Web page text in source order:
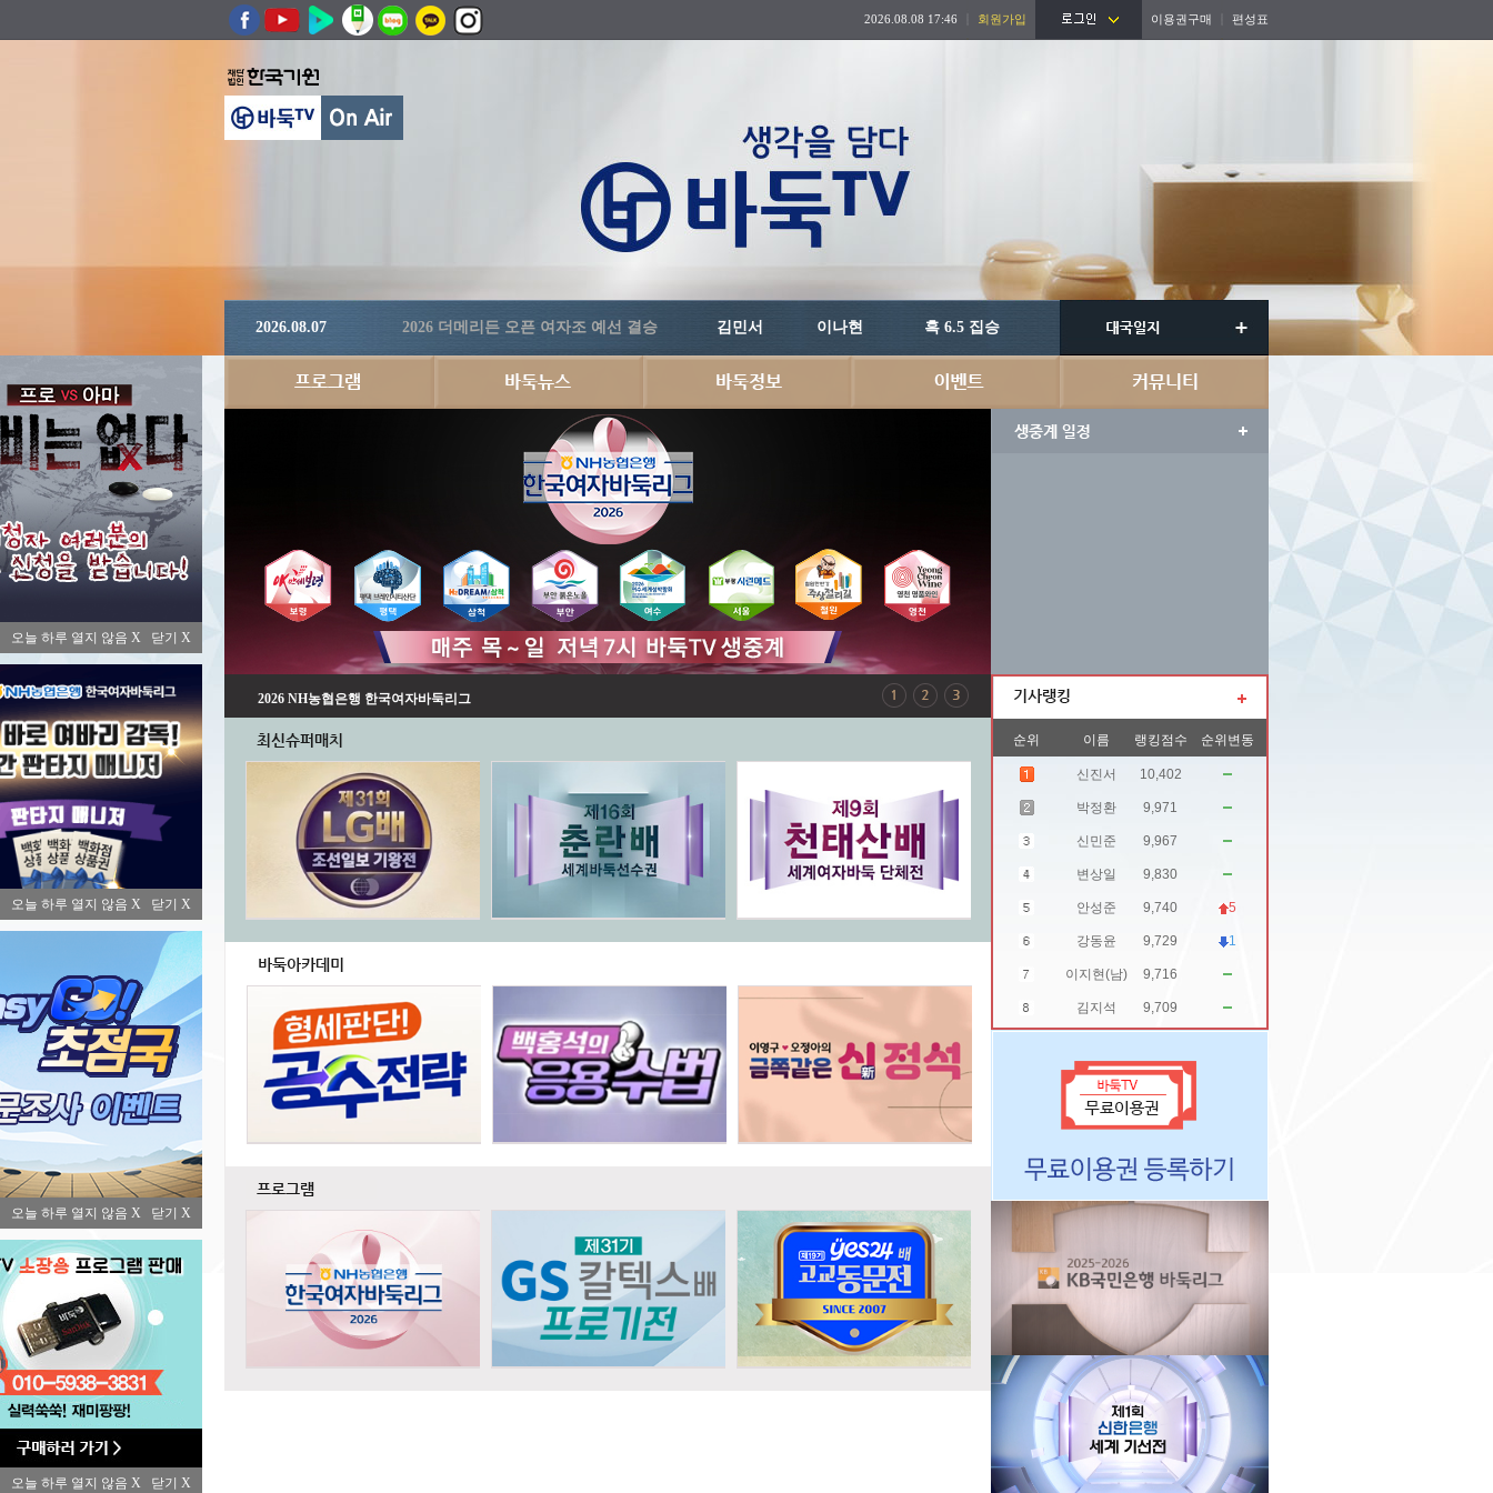
2026.08.08 17:46 회원가입 이용권구매 편성표
2026.08.07 2026 더메리든 오픈 여자조 예선 결승 김민서 이나현 흑 6.5 집승
오늘 하루 열지 않음 X 닫기 X
오늘 하루 열지 않음 X 닫기 X
오늘 하루 열지 않음 X 닫기 X
오늘 하루 열지 않음 X 닫기 X
바둑TV 소장용 프로그램 판매
순위 이름 랭킹점수 순위변동
신진서 10,402
박정환 9,971
신민준 9,967
변상일 9,830
안성준 9,740 5
강동윤 9,729 1
이지현(남) 9,716
김지석 9,709